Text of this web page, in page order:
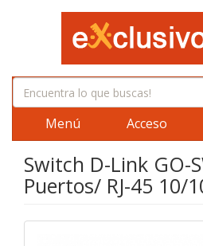
Menú Acceso
Switch D-Link GO-
Puertos/ RJ-45 10/